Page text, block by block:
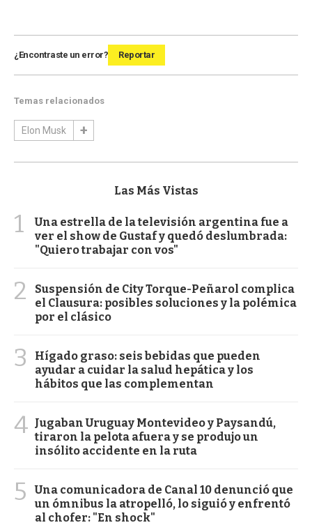
¿Encontraste un error? Reportar
Temas relacionados
Elon Musk
Las Más Vistas
1
Una estrella de la televisión argentina fue a
ver el show de Gustaf y quedó deslumbrada:
"Quiero trabajar con vos"
2
Suspensión de City Torque-Peñarol complica
el Clausura: posibles soluciones y la polémica
por el clásico
3
Hígado graso: seis bebidas que pueden
ayudar a cuidar la salud hepática y los
hábitos que las complementan
4 Jugaban Uruguay Montevideo y Paysandú,
tiraron la pelota afuera y se produjo un
insólito accidente en la ruta
5
Una comunicadora de Canal 10 denunció que
un ómnibus la atropelló, lo siguió y enfrentó
al chofer: "En shock"